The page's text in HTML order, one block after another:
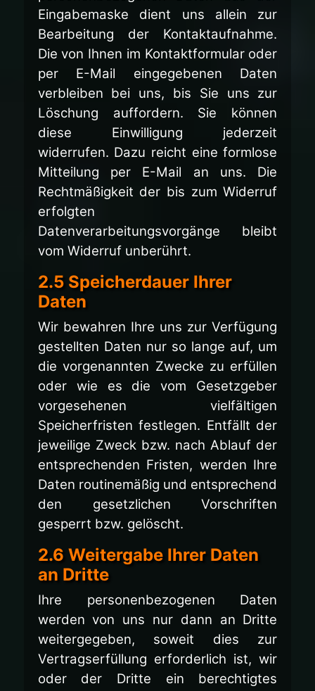
Eingabemaske dient uns allein zur
Bearbeitung der Kontaktaufnahme.
Die von Ihnen im Kontaktformular oder
per E-Mail eingegebenen Daten
verbleiben bei uns, bis Sie uns zur
Löschung auffordern. Sie können
diese Einwilligung jederzeit
widerrufen. Dazu reicht eine formlose
Mitteilung per E-Mail an uns. Die
Rechtmäßigkeit der bis zum Widerruf
erfolgten
Datenverarbeitungsvorgänge bleibt
vom Widerruf unberührt.
2.5 Speicherdauer Ihrer
Daten
Wir bewahren Ihre uns zur Verfügung
gestellten Daten nur so lange auf, um
die vorgenannten Zwecke zu erfüllen
oder wie es die vom Gesetzgeber
vorgesehenen vielfältigen
Speicherfristen festlegen. Entfällt der
jeweilige Zweck bzw. nach Ablauf der
entsprechenden Fristen, werden Ihre
Daten routinemäßig und entsprechend
den gesetzlichen Vorschriften
gesperrt bzw. gelöscht.
2.6 Weitergabe Ihrer Daten
an Dritte
Ihre personenbezogenen Daten
werden von uns nur dann an Dritte
weitergegeben, soweit dies zur
Vertragserfüllung erforderlich ist, wir
oder der Dritte ein berechtigtes